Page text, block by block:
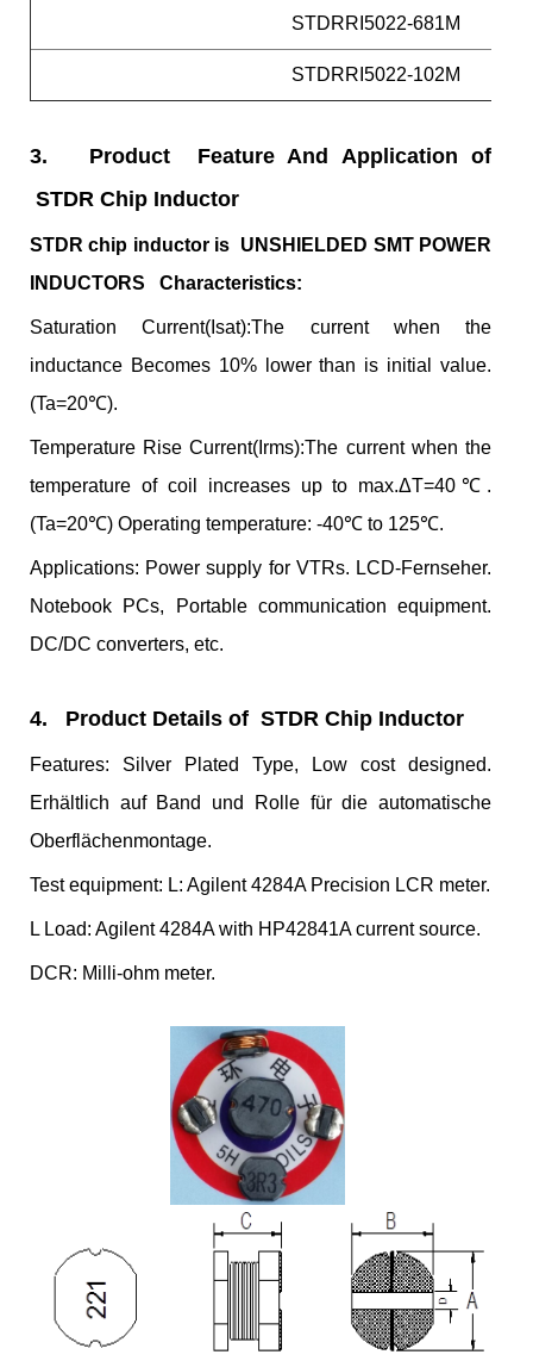
STDRRI5022-681M
STDRRI5022-102M
3. Product Feature And Application of
STDR Chip Inductor
STDR chip inductor is UNSHIELDED SMT POWER
INDUCTORS Characteristics:
Saturation Current(Isat):The current when the
inductance Becomes 10% lower than is initial value.
(Ta=20℃).
Temperature Rise Current(Irms):The current when the
temperature of coil increases up to max.ΔT=40℃.
(Ta=20℃) Operating temperature: -40℃ to 125℃.
Applications: Power supply for VTRs. LCD-Fernseher.
Notebook PCs, Portable communication equipment.
DC/DC converters, etc.
4. Product Details of STDR Chip Inductor
Features: Silver Plated Type, Low cost designed.
Erhältlich auf Band und Rolle für die automatische
Oberflächenmontage.
Test equipment: L: Agilent 4284A Precision LCR meter.
L Load: Agilent 4284A with HP42841A current source.
DCR: Milli-ohm meter.